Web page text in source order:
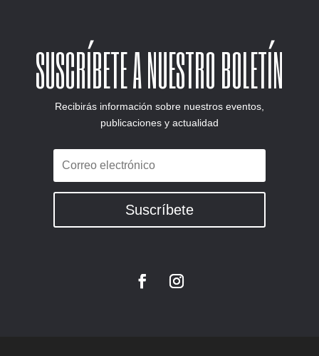
SUSCRÍBETE A NUESTRO BOLETÍN
Recibirás información sobre nuestros eventos,
publicaciones y actualidad
Suscríbete